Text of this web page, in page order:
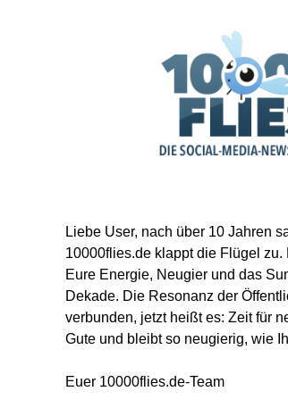
Liebe User, nach über 10 Jahren
10000flies.de klappt die Flügel
Eure Energie, Neugier und das
Dekade. Die Resonanz der
verbunden, jetzt heißt es: Zeit für
Gute und bleibt so neugierig, wie
Euer 10000flies.de-Team